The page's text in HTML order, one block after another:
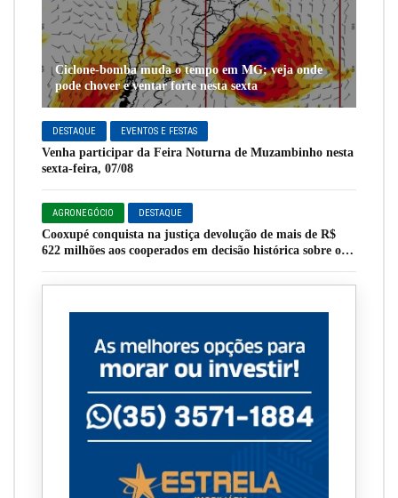
Ciclone-bomba muda o tempo em MG; veja onde
pode chover e ventar forte nesta sexta
DESTAQUE EVENTOS E FESTAS
Venha participar da Feira Noturna de Muzambinho nesta
sexta-feira, 07/08
AGRONEGÓCIO DESTAQUE
Cooxupé conquista na justiça devolução de mais de R$
622 milhões aos cooperados em decisão histórica sobre o